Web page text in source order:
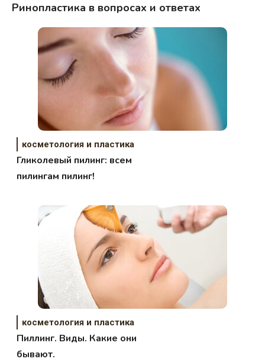
Ринопластика в вопросах и ответах
косметология и пластика
Гликолевый пилинг: всем
пилингам пилинг!
косметология и пластика
Пиллинг. Виды. Какие они
бывают.